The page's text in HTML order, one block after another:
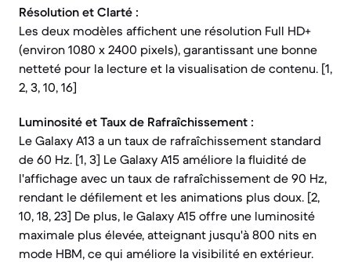
Résolution et Clarté :
Les deux modèles affichent une résolution Full HD+
(environ 1080 x 2400 pixels), garantissant une bonne
netteté pour la lecture et la visualisation de contenu. [1,
2, 3, 10, 16]
Luminosité et Taux de Rafraîchissement :
Le Galaxy A13 a un taux de rafraîchissement standard
de 60 Hz. [1, 3] Le Galaxy A15 améliore la fluidité de
l'affichage avec un taux de rafraîchissement de 90 Hz,
rendant le défilement et les animations plus doux. [2,
10, 18, 23] De plus, le Galaxy A15 offre une luminosité
maximale plus élevée, atteignant jusqu'à 800 nits en
mode HBM, ce qui améliore la visibilité en extérieur.